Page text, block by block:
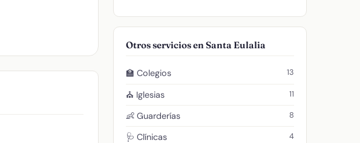
Otros servicios en Santa Eulalia
🏫 Colegios 13
⛪ Iglesias 11
👶 Guarderías 8
🩺 Clínicas 4